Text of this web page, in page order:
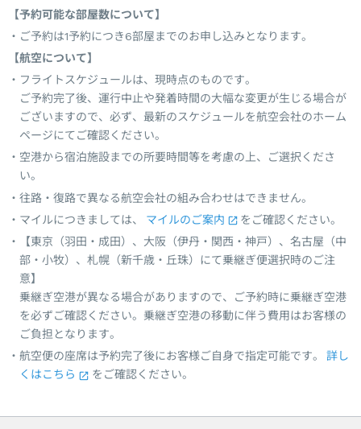
【予約可能な部屋数について】
ご予約は1予約につき6部屋までのお申し込みとなります。
【航空について】
フライトスケジュールは、現時点のものです。
ご予約完了後、運行中止や発着時間の大幅な変更が生じる場合が
ございますので、必ず、最新のスケジュールを航空会社のホーム
ページにてご確認ください。
空港から宿泊施設までの所要時間等を考慮の上、ご選択くださ
い。
往路・復路で異なる航空会社の組み合わせはできません。
マイルにつきましては、
マイルのご案内
をご確認ください。
【東京（羽田・成田）、大阪（伊丹・関西・神戸）、名古屋（中
部・小牧）、札幌（新千歳・丘珠）にて乗継ぎ便選択時のご注
意】
乗継ぎ空港が異なる場合がありますので、ご予約時に乗継ぎ空港
を必ずご確認ください。乗継ぎ空港の移動に伴う費用はお客様の
ご負担となります。
航空便の座席は予約完了後にお客様ご自身で指定可能です。
詳し
くはこちら
をご確認ください。